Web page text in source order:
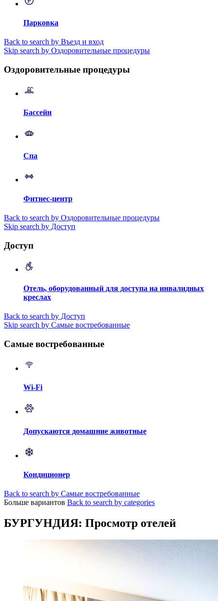
Парковка
Back to search by Въезд и вход
Skip search by Оздоровительные процедуры
Оздоровительные процедуры
Бассейн
Спа
Фитнес-центр
Back to search by Оздоровительные процедуры
Skip search by Доступ
Доступ
Отель, оборудованный для доступа на инвалидных
креслах
Back to search by Доступ
Skip search by Самые востребованные
Самые востребованные
Wi-Fi
Допускаются домашние животные
Кондиционер
Back to search by Самые востребованные
Больше вариантов Back to search by categories
БУРГУНДИЯ: Просмотр отелей